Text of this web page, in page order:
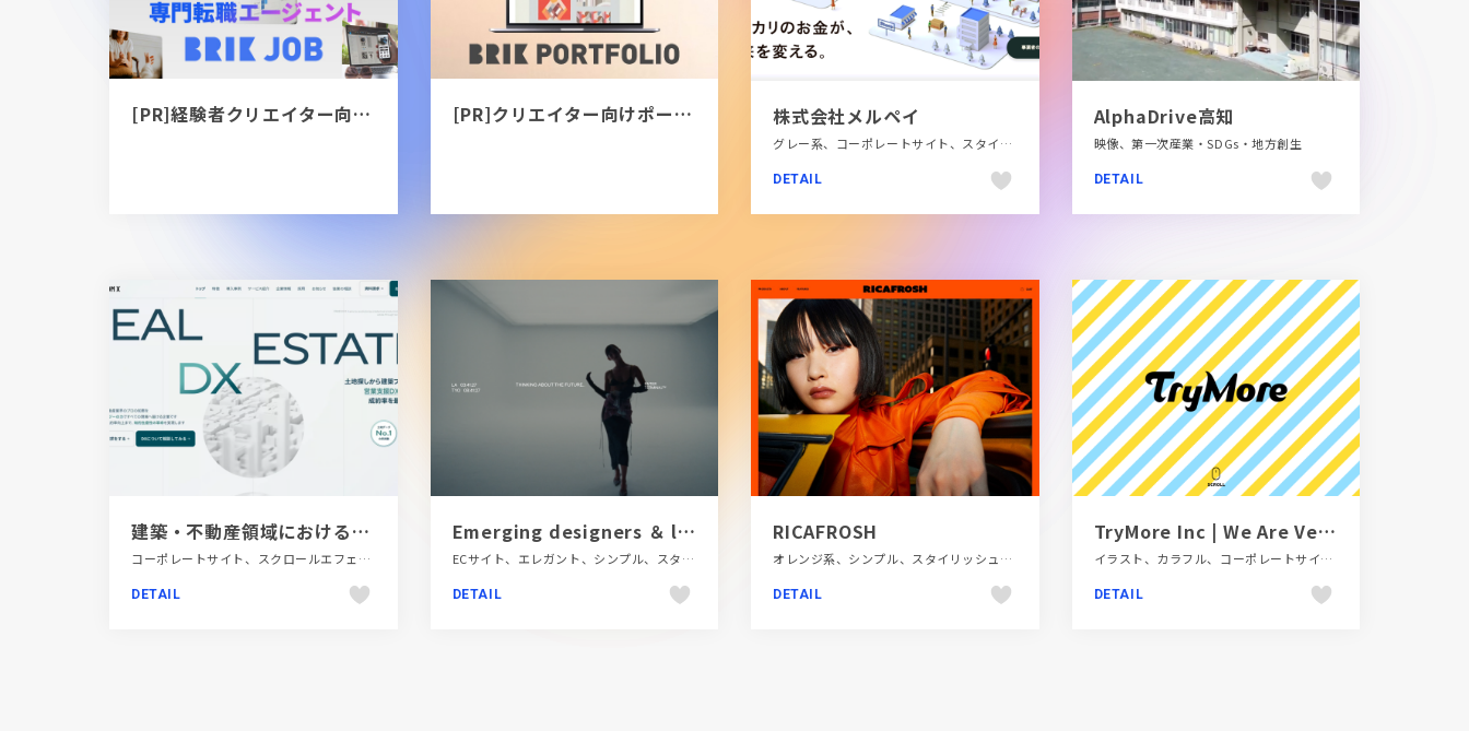
[PR]経験者クリエイター向け転職カウンセリング｜デザイナー / ディレクター / エンジニア [PR]クリエイター向けポートフォリオツール｜BRIK PORTFOLIO 株式会社メルペイ
グレー系、コーポレートサイト、スタイリッシュ、ブルー系、ポップ、モーション多め、多言語対応、新卒・中途採用サイト、金融・法律・人材・専門職
DETAIL
AlphaDrive高知
映像、第一次産業・SDGs・地方創生
DETAIL
建築・不動産領域におけるDXコンサルティング｜FREEDOM X株式会社
コーポレートサイト、スクロールエフェクト、スタイリッシュ、テクノロジー・サイエンス、フラットデザイン、ホワイト系
DETAIL
Emerging designers ＆ luxury fashion | Terminal™
ECサイト、エレガント、シンプル、スタイリッシュ、ファッション・ビューティー、ホワイト系、大きめ写真
DETAIL
RICAFROSH
オレンジ系、シンプル、スタイリッシュ、ファッション・ビューティー、フラットデザイン、ブランド・サービスサイト、ポップ、大きめ写真
DETAIL
TryMore Inc | We Are Very Lucky Company!!!
イラスト、カラフル、コーポレートサイト、スクロールエフェクト、タイポグラフィー、デザイン・アート・音楽・文芸、ポップ、ポートフォリオ
DETAIL